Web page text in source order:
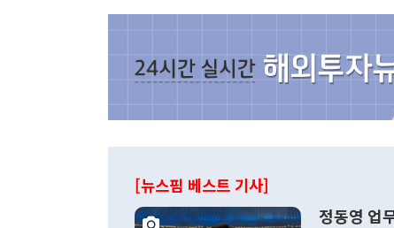
[뉴스핌 베스트 기사]
정동영 업